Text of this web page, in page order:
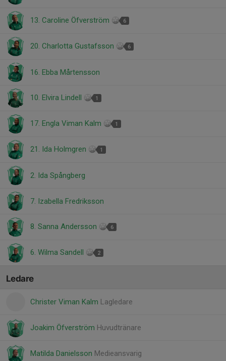
13. Caroline Öfverström 6
20. Charlotta Gustafsson 6
16. Ebba Mårtensson
10. Elvira Lindell 1
17. Engla Viman Kalm 1
21. Ida Holmgren 1
2. Ida Spångberg
7. Izabella Fredriksson
8. Sanna Andersson 6
6. Wilma Sandell 2
Ledare
Christer Viman Kalm Lagledare
Joakim Öfverström Huvudtränare
Matilda Danielsson Medieansvarig